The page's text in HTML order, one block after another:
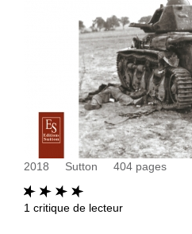
2018 Sutton 404 pages
1 critique de lecteur